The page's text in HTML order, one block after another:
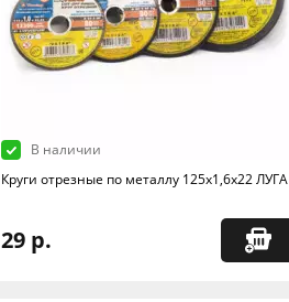
В наличии
Круги отрезные по металлу 125х1,6х22 ЛУГА
29 р.